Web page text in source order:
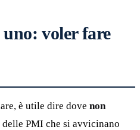
voler fare
è utile dire dove non
PMI che si avvicinano